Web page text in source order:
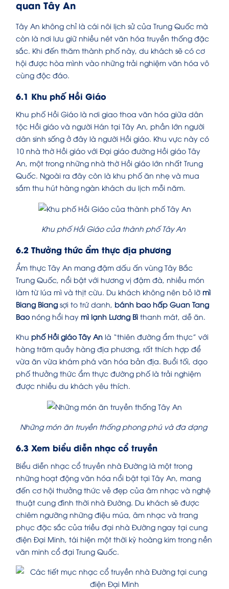
quan Tây An
Tây An không chỉ là cái nôi lịch sử của Trung Quốc mà
còn là nơi lưu giữ nhiều nét văn hóa truyền thống đặc
sắc. Khi đến thăm thành phố này, du khách sẽ có cơ
hội được hòa mình vào những trải nghiệm văn hóa vô
cùng độc đáo.
6.1 Khu phố Hồi Giáo
Khu phố Hồi Giáo là nơi giao thoa văn hóa giữa dân
tộc Hồi giáo và người Hán tại Tây An, phần lớn người
dân sinh sống ở đây là người Hồi giáo. Khu vực này có
10 nhà thờ Hồi giáo với Đại giáo đường Hồi giáo Tây
An, một trong những nhà thờ Hồi giáo lớn nhất Trung
Quốc. Ngoài ra đây còn là khu phố ăn nhẹ và mua
sắm thu hút hàng ngàn khách du lịch mỗi năm.
Khu phố Hồi Giáo của thành phố Tây An
6.2 Thưởng thức ẩm thực địa phương
Ẩm thực Tây An mang đậm dấu ấn vùng Tây Bắc
Trung Quốc, nổi bật với hương vị đậm đà, nhiều món
làm từ lúa mì và thịt cừu. Du khách không nên bỏ lỡ mì
Biang Biang sợi to trứ danh, bánh bao hấp Guan Tang
Baonóng hổi hay mì lạnh Lương Bì thanh mát, dễ ăn.
Khu phố Hồi giáo Tây An là “thiên đường ẩm thực” với
hàng trăm quầy hàng địa phương, rất thích hợp để
vừa ăn vừa khám phá văn hóa bản địa. Buổi tối, dạo
phố thưởng thức ẩm thực đường phố là trải nghiệm
được nhiều du khách yêu thích.
Những món ăn truyền thống phong phú và đa dạng
6.3 Xem biểu diễn nhạc cổ truyền
Biểu diễn nhạc cổ truyền nhà Đường là một trong
những hoạt động văn hóa nổi bật tại Tây An, mang
đến cơ hội thưởng thức vẻ đẹp của âm nhạc và nghệ
thuật cung đình thời nhà Đường. Du khách sẽ được
chiêm ngưỡng những điệu múa, âm nhạc và trang
phục đặc sắc của triều đại nhà Đường ngay tại cung
điện Đại Minh, tái hiện một thời kỳ hoàng kim trong nền
văn minh cổ đại Trung Quốc.